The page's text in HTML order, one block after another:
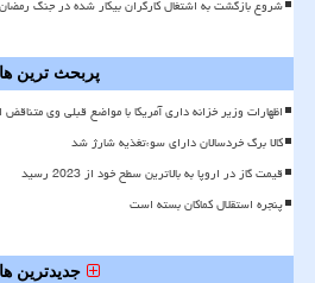
شروع بازگشت به اشتغال کارگران بیکار شده در جنگ
پربحث ترین ها
اظهارات وزیر خزانه داری آمریکا با مواضع قبلی وی
کالا برگ خردسالان دارای سوءتغذیه شارژ شد
قیمت گاز در اروپا به بالاترین سطح خود از 2023 رسید
پنجره استقلال کماکان بسته است
جدیدترین ها